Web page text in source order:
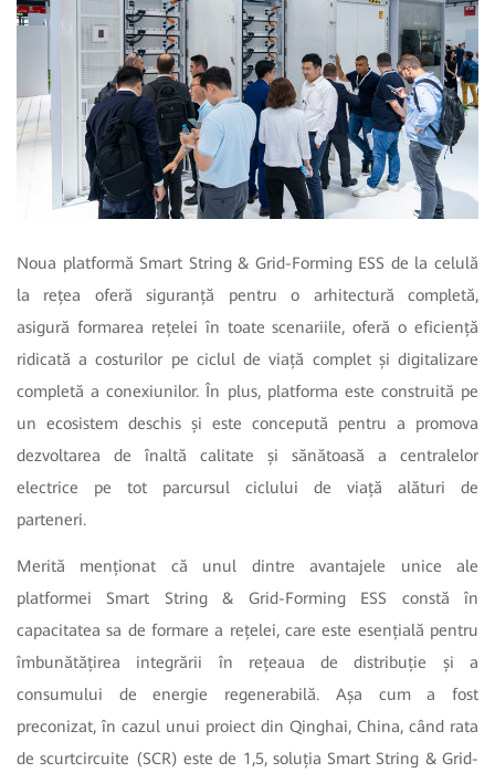
Noua platformă Smart String & Grid-Forming ESS de la celulă
la rețea oferă siguranță pentru o arhitectură completă,
asigură formarea rețelei în toate scenariile, oferă o eficiență
ridicată a costurilor pe ciclul de viață complet și digitalizare
completă a conexiunilor. În plus, platforma este construită pe
un ecosistem deschis și este concepută pentru a promova
dezvoltarea de înaltă calitate și sănătoasă a centralelor
electrice pe tot parcursul ciclului de viață alături de
parteneri.
Merită menționat că unul dintre avantajele unice ale
platformei Smart String & Grid-Forming ESS constă în
capacitatea sa de formare a rețelei, care este esențială pentru
îmbunătățirea integrării în rețeaua de distribuție și a
consumului de energie regenerabilă. Așa cum a fost
preconizat, în cazul unui proiect din Qinghai, China, când rata
de scurtcircuite (SCR) este de 1,5, soluția Smart String & Grid-